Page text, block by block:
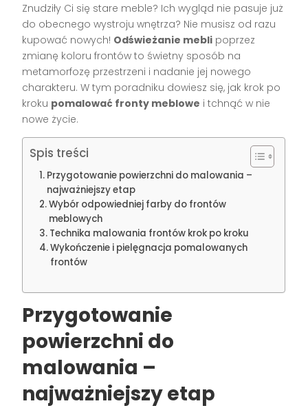
Znudziły Ci się stare meble? Ich wygląd nie pasuje już
do obecnego wystroju wnętrza? Nie musisz od razu
kupować nowych! Odświeżanie mebli poprzez
zmianę koloru frontów to świetny sposób na
metamorfozę przestrzeni i nadanie jej nowego
charakteru. W tym poradniku dowiesz się, jak krok po
kroku pomalować fronty meblowe i tchnąć w nie
nowe życie.
Spis treści
Przygotowanie powierzchni do malowania –
najważniejszy etap
Wybór odpowiedniej farby do frontów
meblowych
Technika malowania frontów krok po kroku
Wykończenie i pielęgnacja pomalowanych
frontów
Przygotowanie
powierzchni do
malowania –
najważniejszy etap